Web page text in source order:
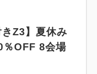
きZ3】夏休み
％OFF 8会場